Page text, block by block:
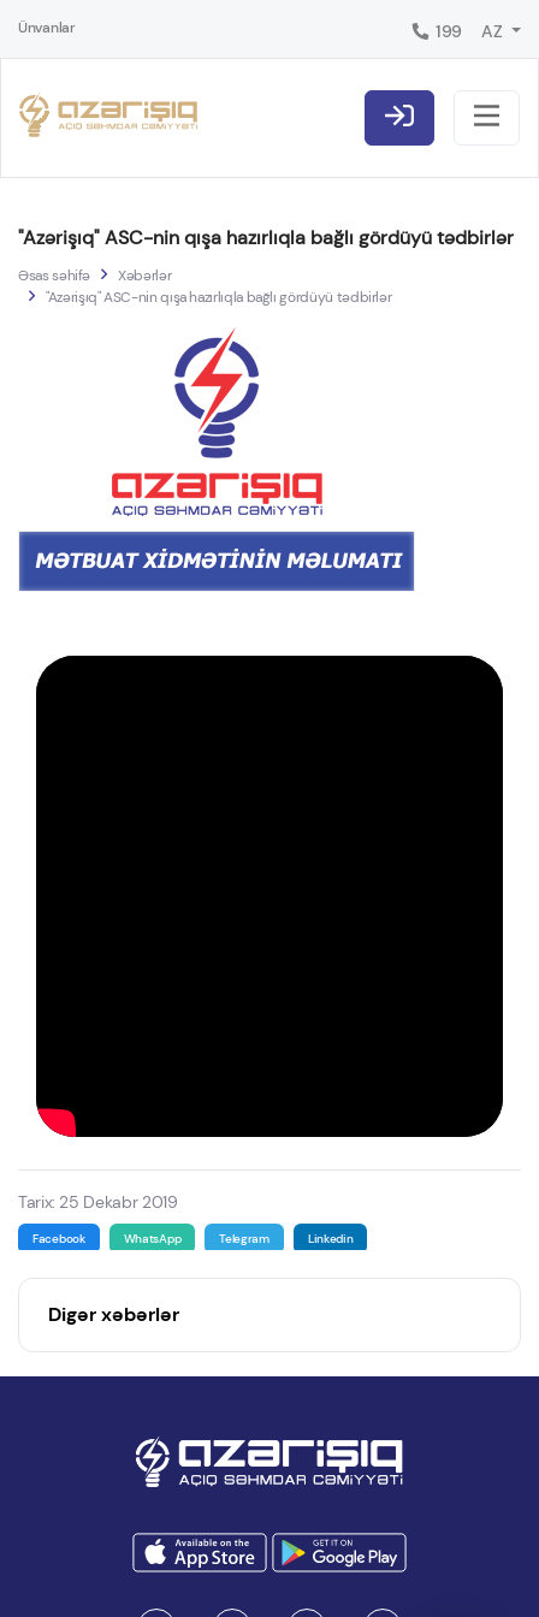
Ünvanlar 199 AZ
"Azərişıq" ASC-nin qışa hazırlıqla bağlı gördüyü tədbirlər
Əsas səhifə
Xəbərlər
"Azərişıq" ASC-nin qışa hazırlıqla bağlı gördüyü tədbirlər
Tarix: 25 Dekabr 2019
Facebook WhatsApp Telegram Linkedin
Digər xəbərlər